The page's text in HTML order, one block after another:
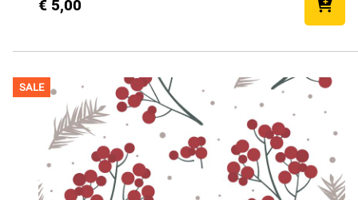
€ 5,00
SALE